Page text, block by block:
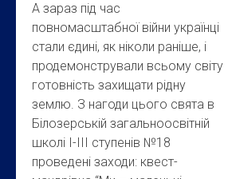
А зараз під час
повномасштабної війни українці
стали єдині, як ніколи раніше, і
продемонстрували всьому світу
готовність захищати рідну
землю. З нагоди цього свята в
Білозерській загальноосвітній
школі І-ІІІ ступенів №18
проведені заходи: квест-